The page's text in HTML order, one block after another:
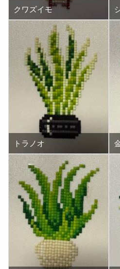
クワズイモ
トラノオ